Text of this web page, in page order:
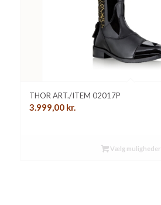
THOR ART./ITEM 02017P
3.999,00 kr.
Vælg muligheder